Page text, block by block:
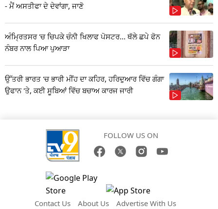
- ਮੈਂ ਅਸਤੀਫਾ ਦੇ ਦੇਵਾਂਗਾ, ਜਾਣੋ
ਅੰਮ੍ਰਿਤਸਰ 'ਚ ਚਿਪਕੇ ਚੰਨੀ ਖਿਲਾਫ ਪੋਸਟਰ... ਥੱਲੇ ਛਪੇ ਫੋਨ
ਨੰਬਰ ਨਾਲ ਪਿਆ ਪੁਆੜਾ
ਉੱਤਰੀ ਭਾਰਤ 'ਚ ਭਾਰੀ ਮੀਂਹ ਦਾ ਕਹਿਰ, ਹਰਿਦੁਆਰ ਵਿੱਚ ਗੰਗਾ
ਉਫਾਨ 'ਤੇ, ਕਈ ਸੂਬਿਆਂ ਵਿੱਚ ਬਚਾਅ ਕਾਰਜ ਜਾਰੀ
FOLLOW US ON
Contact Us About Us
Advertise With Us